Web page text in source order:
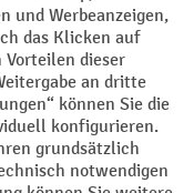
Privacy Settings